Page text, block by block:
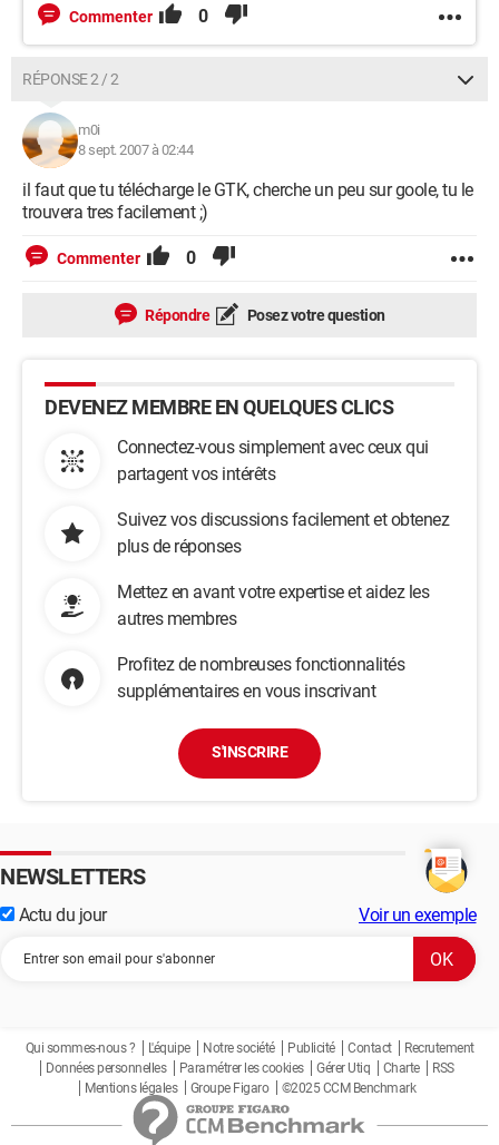
Commenter 0
RÉPONSE 2 / 2
m0i
8 sept. 2007 à 02:44
il faut que tu télécharge le GTK, cherche un peu sur goole, tu le
trouvera tres facilement ;)
Commenter 0
Répondre Posez votre question
DEVENEZ MEMBRE EN QUELQUES CLICS
Connectez-vous simplement avec ceux qui
partagent vos intérêts
Suivez vos discussions facilement et obtenez
plus de réponses
Mettez en avant votre expertise et aidez les
autres membres
Profitez de nombreuses fonctionnalités
supplémentaires en vous inscrivant
S'INSCRIRE
NEWSLETTERS
Actu du jour Voir un exemple
Qui sommes-nous ? L'équipe Notre société Publicité Contact
Recrutement
Données personnelles
Paramétrer les cookies Gérer Utiq Charte
RSS
Mentions légales
Groupe Figaro ©2025 CCM Benchmark